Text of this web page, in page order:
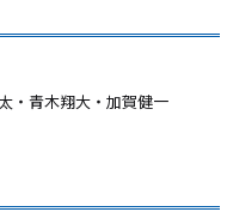
・青木翔大・加賀健一